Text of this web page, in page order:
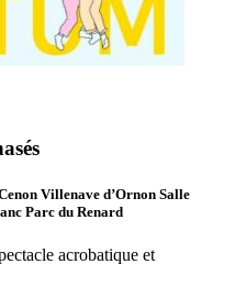
Villenave d’Ornon Salle
Parc du Renard
acrobatique et